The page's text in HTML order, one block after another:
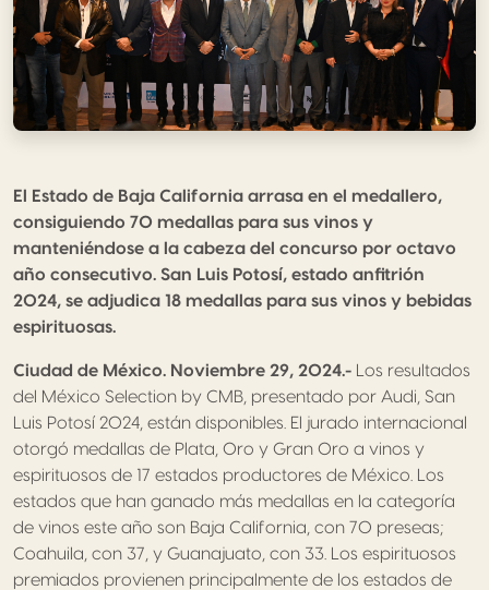
El Estado de Baja California arrasa en el medallero,
consiguiendo 70 medallas para sus vinos y
manteniéndose a la cabeza del concurso por octavo
año consecutivo. San Luis Potosí, estado anfitrión
2024, se adjudica 18 medallas para sus vinos y bebidas
espirituosas.
Ciudad de México. Noviembre 29, 2024.- Los resultados
del México Selection by CMB, presentado por Audi, San
Luis Potosí 2024, están disponibles. El jurado internacional
otorgó medallas de Plata, Oro y Gran Oro a vinos y
espirituosos de 17 estados productores de México. Los
estados que han ganado más medallas en la categoría
de vinos este año son Baja California, con 70 preseas;
Coahuila, con 37, y Guanajuato, con 33. Los espirituosos
premiados provienen principalmente de los estados de